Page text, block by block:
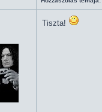
Tiszta!